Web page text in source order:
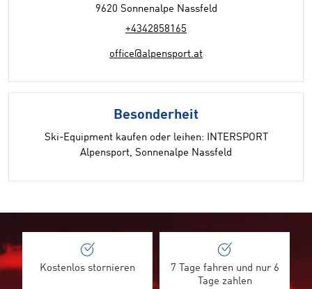
9620 Sonnenalpe Nassfeld
+4342858165
office@alpensport.at
Besonderheit
Ski-Equipment kaufen oder leihen: INTERSPORT
Alpensport, Sonnenalpe Nassfeld
Kostenlos stornieren
7 Tage fahren und nur 6
Tage zahlen